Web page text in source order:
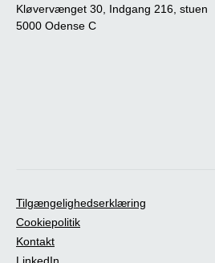
Kløvervænget 30, Indgang 216, stuen
5000 Odense C
Tilgængelighedserklæring
Cookiepolitik
Kontakt